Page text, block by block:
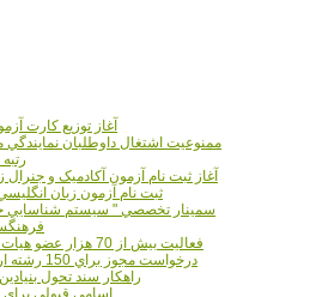
آغاز توزيع کارت
ممنوعيت اشتغال داوطلبان نمايندگي
آغاز ثبت نام آزمون آکادميک و جنرال
ثبت نام آزمون زبان
سمينار تخصصي " سيستم شناسايي
فعاليت بيش از 70 هزار عضو هيات علمي در دانشگاه آزاد
درخواست مجوز براي 150 رشته ارشد علوم پزشکي آزاد
40 راهکار سند تحول
اسامي قبولي براي